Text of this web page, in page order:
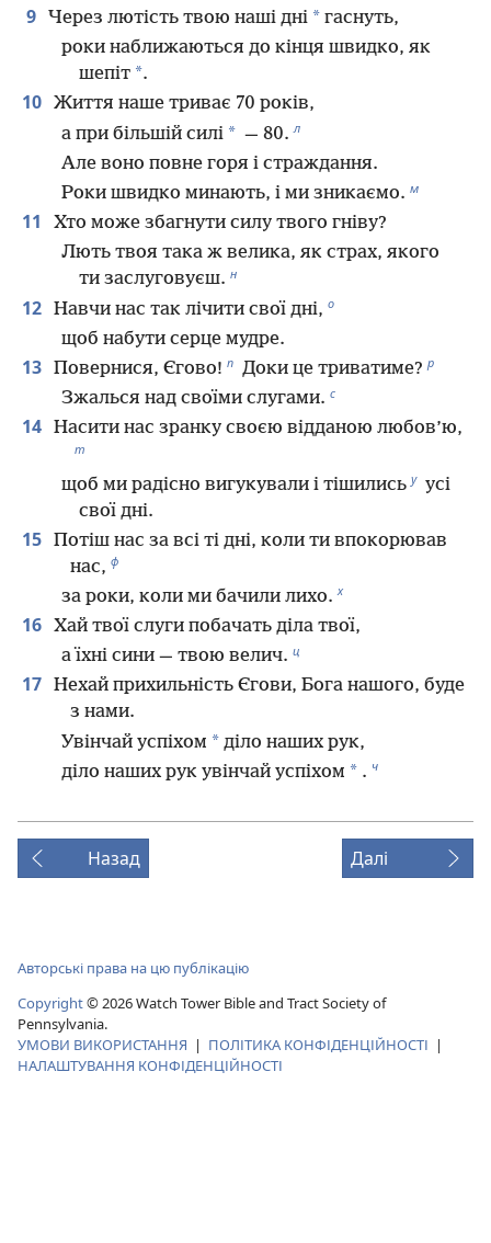
9 Через лютість твою наші дні * гаснуть,
роки наближаються до кінця швидко, як
шепіт *.
10 Життя наше триває 70 років,
а при більшій силі * — 80. л
Але воно повне горя і страждання.
Роки швидко минають, і ми зникаємо. м
11
Хто може збагнути силу твого гніву?
Лють твоя така ж велика, як страх, якого
ти заслуговуєш. н
12 Навчи нас так лічити свої дні, о
щоб набути серце мудре.
13 Повернися, Єгово! п Доки це триватиме? р
Зжалься над своїми слугами. с
14 Насити нас зранку своєю відданою любов’ю,
т
щоб ми радісно вигукували і тішились у усі
свої дні.
15 Потіш нас за всі ті дні, коли ти впокорював
нас, ф
за роки, коли ми бачили лихо. х
16 Хай твої слуги побачать діла твої,
а їхні сини — твою велич. ц
17 Нехай прихильність Єгови, Бога нашого, буде
з нами.
Увінчай успіхом * діло наших рук,
діло наших рук увінчай успіхом * . ч
Назад Далі
Авторські права на цю публікацію
Copyright©2026Watch Tower Bible and Tract Society of
Pennsylvania.
УМОВИ ВИКОРИСТАННЯ | ПОЛІТИКА КОНФІДЕНЦІЙНОСТІ |
НАЛАШТУВАННЯ КОНФІДЕНЦІЙНОСТІ